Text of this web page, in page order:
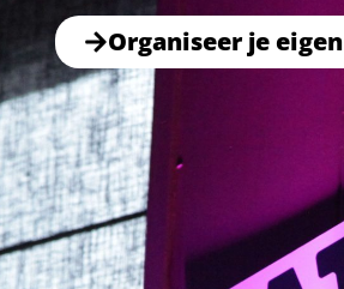
Organiseer je